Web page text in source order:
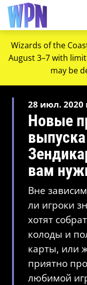
Wizards of the
August 3–7 with
may be
28 июл. 2020
Новые
вам
Вне
ли игроки
хотят
колоды и
карты, или
приятно
любимой